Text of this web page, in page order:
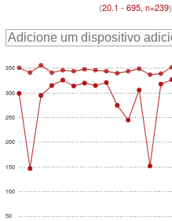
(20.1 - 695, n=239)
50
100
150
200
250
300
350